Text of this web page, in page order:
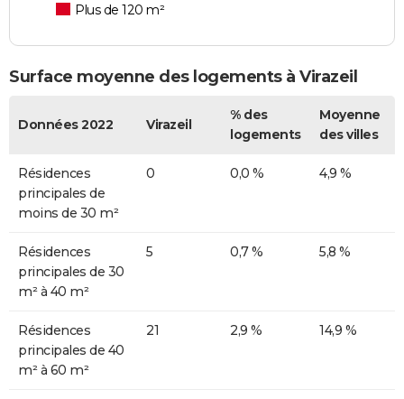
Plus de 120 m²
Surface moyenne des logements à Virazeil
Données 2022 Virazeil
% des
logements
Moyenne
des villes
Résidences
principales de
moins de 30 m²
0 0,0 % 4,9 %
Résidences
principales de 30
m² à 40 m²
5 0,7 % 5,8 %
Résidences
principales de 40
m² à 60 m²
21 2,9 % 14,9 %